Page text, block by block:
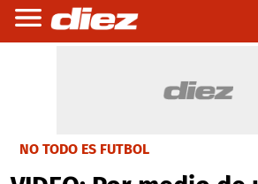
NO TODO ES FUTBOL